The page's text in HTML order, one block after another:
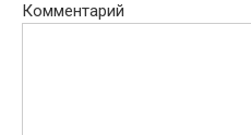
Комментарий